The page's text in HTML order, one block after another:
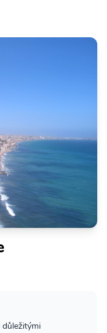
důležitými